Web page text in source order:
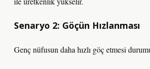
Senaryo 2: Göçün Hızlanması
Genç nüfusun daha hızlı göç etmesi